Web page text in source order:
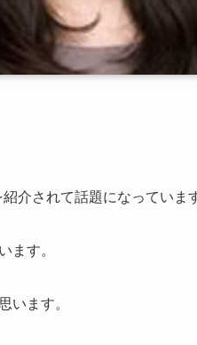
介されて話題になっていま
ます。
います。